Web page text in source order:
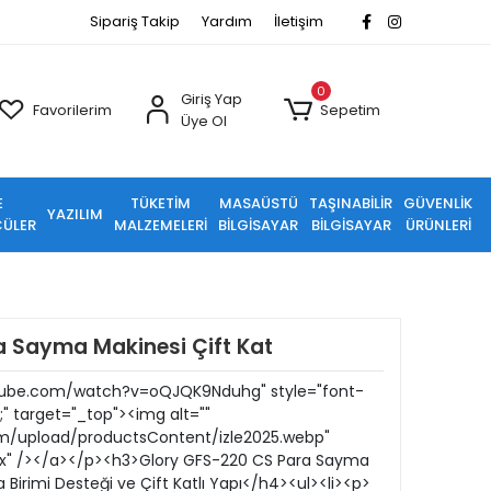
Sipariş Takip Yardım İletişim
Favorilerim
Giriş Yap
Üye Ol
0
Sepetim
YAZILIM
TÜKETİM
MALZEMELERİ
MASAÜSTÜ
BİLGİSAYAR
TAŞINABİLİR
BİLGİSAYAR
GÜVENLİK
ÜRÜNLERİ
Sayma Makinesi Çift Kat
watch?v=oQJQK9Nduhg" style="font-
target="_top"><img alt=""
upload/productsContent/izle2025.webp"
/></a></p><h3>Glory GFS-220 CS Para Sayma
Birimi Desteği ve Çift Katlı Yapı</h4><ul><li><p>